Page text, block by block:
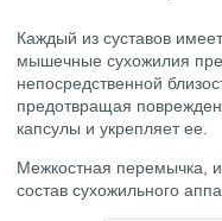
Каждый из суставов
мышечные сухожилия
непосредственной
предотвращая
капсулы и укрепляет ее.
Межкостная перемычка,
состав сухожильного